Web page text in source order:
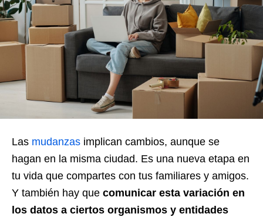
Las mudanzas implican cambios, aunque se
hagan en la misma ciudad. Es una nueva etapa en
tu vida que compartes con tus familiares y amigos.
Y también hay que comunicar esta variación en
los datos a ciertos organismos y entidades